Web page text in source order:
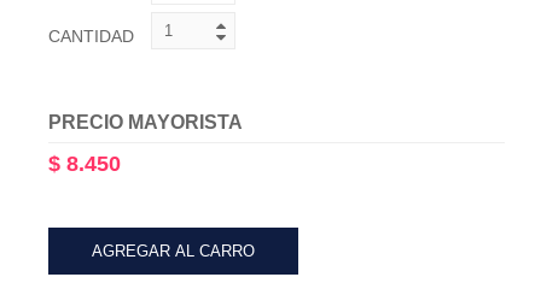
CANTIDAD
PRECIO MAYORISTA
$ 8.450
AGREGAR AL CARRO